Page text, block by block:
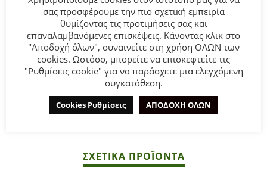
Παιδικό σορτς for Funky Kids για κορίτσι από 6 έως 16
ετών σε βεραμάν χρώμα.
Σύνθεση:65% POLYESTER-35% COTTON.
ΣΥΜΒΟΥΛΕΣ
Πλένεται στο πλυντήριο στους 30°C.
ΣΧΕΤΙΚΆ ΠΡΟΪΌΝΤΑ
σας προσφέρουμε την πιο σχετική εμπειρία
θυμίζοντας τις προτιμήσεις σας και
επαναλαμβανόμενες επισκέψεις. Κάνοντας κλικ στο
"Αποδοχή όλων", συναινείτε στη χρήση ΟΛΩΝ των
cookies. Ωστόσο, μπορείτε να επισκεφτείτε τις
"Ρυθμίσεις cookie" για να παράσχετε μια ελεγχόμενη
συγκατάθεση.
Cookies Ρυθμίσεις ΑΠΟΔΟΧΗ ΟΛΩΝ